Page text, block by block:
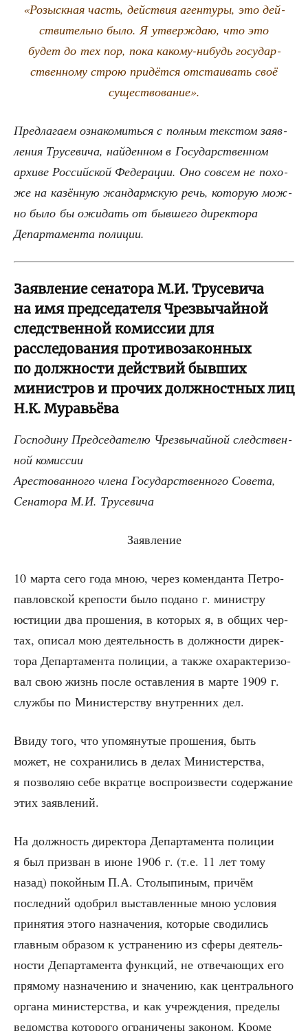
«Розыск­ная часть, дей­ствия аген­ту­ры, это дей­
стви­тель­но было. Я утвер­ждаю, что это
будет до тех пор, пока како­му-нибудь госу­дар­
ствен­но­му строю при­дёт­ся отста­и­вать своё
существование».
Пред­ла­га­ем озна­ко­мить­ся с пол­ным тек­стом заяв­
ле­ния Тру­се­ви­ча, най­ден­ном в Госу­дар­ствен­ном
архи­ве Рос­сий­ской Феде­ра­ции. Оно совсем не похо­
же на казён­ную жан­дарм­скую речь, кото­рую мож­
но было бы ожи­дать от быв­ше­го дирек­то­ра
Депар­та­мен­та полиции.
Заявление сенатора М.И. Трусевича
на имя председателя Чрезвычайной
следственной комиссии для
расследования противозаконных
по должности действий бывших
министров и прочих должностных лиц
Н.К. Муравьёва
Гос­по­ди­ну Пред­се­да­те­лю Чрез­вы­чай­ной след­ствен­
ной комиссии
Аре­сто­ван­но­го чле­на Госу­дар­ствен­но­го Совета,
Сена­то­ра М.И. Трусевича
Заяв­ле­ние
10 мар­та сего года мною, через комен­дан­та Пет­ро­
пав­лов­ской кре­по­сти было пода­но г. мини­стру
юсти­ции два про­ше­ния, в кото­рых я, в общих чер­
тах, опи­сал мою дея­тель­ность в долж­но­сти дирек­
то­ра Депар­та­мен­та поли­ции, а так­же оха­рак­те­ри­зо­
вал свою жизнь после остав­ле­ния в мар­те 1909 г.
служ­бы по Мини­стер­ству внут­рен­них дел.
Вви­ду того, что упо­мя­ну­тые про­ше­ния, быть
может, не сохра­ни­лись в делах Мини­стер­ства,
я поз­во­ляю себе вкрат­це вос­про­из­ве­сти содер­жа­ние
этих заявлений.
На долж­ность дирек­то­ра Депар­та­мен­та поли­ции
я был при­зван в июне 1906 г. (т.е. 11 лет тому
назад) покой­ным П.А. Сто­лы­пи­ным, при­чём
послед­ний одоб­рил выстав­лен­ные мною усло­вия
при­ня­тия это­го назна­че­ния, кото­рые сво­ди­лись
глав­ным обра­зом к устра­не­нию из сфе­ры дея­тель­
но­сти Депар­та­мен­та функ­ций, не отве­ча­ю­щих его
пря­мо­му назна­че­нию и зна­че­нию, как цен­траль­но­го
орга­на мини­стер­ства, и как учре­жде­ния, пре­де­лы
ведом­ства кото­ро­го огра­ни­че­ны зако­ном. Кро­ме